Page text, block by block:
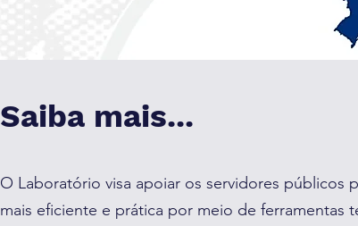
Saiba mais...
O Laboratório visa apoiar os servidores públicos
mais eficiente e prática por meio de ferramentas